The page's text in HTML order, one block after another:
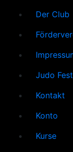
Der Club
Judo
Kontakt
Konto
Kurse